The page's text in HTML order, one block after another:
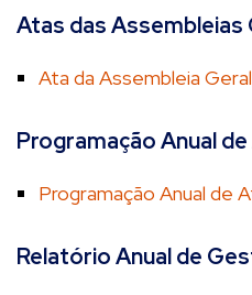
Atas das Assembleias
Ata da Assembleia
Programação Anual
Programação Anual de
Relatório Anual de